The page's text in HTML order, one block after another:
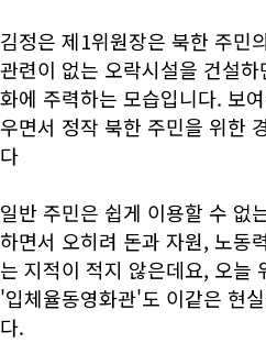
김정은 제1위원장은 북한 주민
관련이 없는 오락시설을 건설
화에 주력하는 모습입니다. 보
우면서 정작 북한 주민을 위한
다
일반 주민은 쉽게 이용할 수 없
하면서 오히려 돈과 자원, 노동
는 지적이 적지 않은데요, 오늘
'입체율동영화관'도 이같은 현
다.